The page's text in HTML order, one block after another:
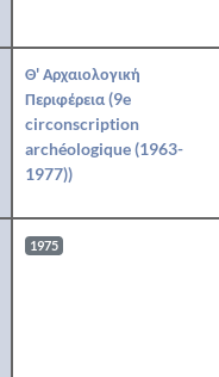
Θ' Αρχαιολογική
Περιφέρεια (9e
circonscription
archéologique (1963-
1977))
1975